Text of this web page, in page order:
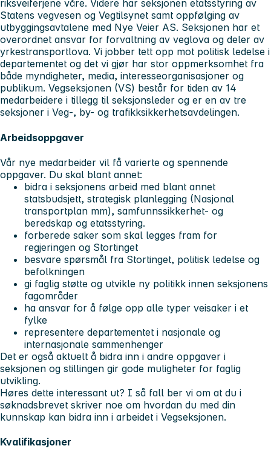
riksveiferjene våre. Videre har seksjonen etatsstyring av
Statens vegvesen og Vegtilsynet samt oppfølging av
utbyggingsavtalene med Nye Veier AS. Seksjonen har et
overordnet ansvar for forvaltning av veglova og deler av
yrkestransportlova. Vi jobber tett opp mot politisk ledelse i
departementet og det vi gjør har stor oppmerksomhet fra
både myndigheter, media, interesseorganisasjoner og
publikum. Vegseksjonen (VS) består for tiden av 14
medarbeidere i tillegg til seksjonsleder og er en av tre
seksjoner i Veg-, by- og trafikksikkerhetsavdelingen.
Arbeidsoppgaver
Vår nye medarbeider vil få varierte og spennende
oppgaver. Du skal blant annet:
bidra i seksjonens arbeid med blant annet
statsbudsjett, strategisk planlegging (Nasjonal
transportplan mm), samfunnssikkerhet- og
beredskap og etatsstyring.
forberede saker som skal legges fram for
regjeringen og Stortinget
besvare spørsmål fra Stortinget, politisk ledelse og
befolkningen
gi faglig støtte og utvikle ny politikk innen seksjonens
fagområder
ha ansvar for å følge opp alle typer veisaker i et
fylke
representere departementet i nasjonale og
internasjonale sammenhenger
Det er også aktuelt å bidra inn i andre oppgaver i
seksjonen og stillingen gir gode muligheter for faglig
utvikling.
Høres dette interessant ut? I så fall ber vi om at du i
søknadsbrevet skriver noe om hvordan du med din
kunnskap kan bidra inn i arbeidet i Vegseksjonen.
Kvalifikasjoner